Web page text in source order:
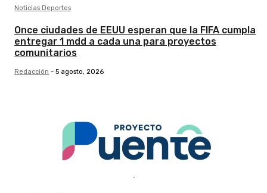
Noticias Deportes
Once ciudades de EEUU esperan que la FIFA cumpla
entregar 1 mdd a cada una para proyectos
comunitarios
Redacción - 5 agosto, 2026
.